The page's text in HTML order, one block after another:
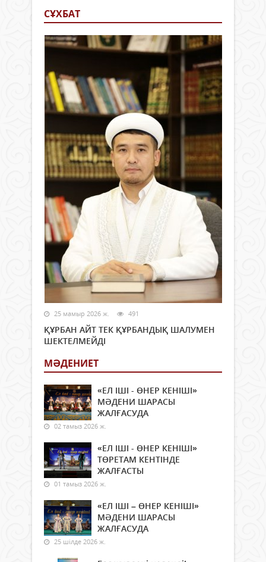
СҰХБАТ
25 мамыр 2026 ж. 491
ҚҰРБАН АЙТ ТЕК ҚҰРБАНДЫҚ ШАЛУМЕН
ШЕКТЕЛМЕЙДІ
МӘДЕНИЕТ
«ЕЛ ІШІ - ӨНЕР КЕНІШІ»
МӘДЕНИ ШАРАСЫ
ЖАЛҒАСУДА
02 тамыз 2026 ж.
«ЕЛ ІШІ - ӨНЕР КЕНІШІ»
ТӨРЕТАМ КЕНТІНДЕ
ЖАЛҒАСТЫ
01 тамыз 2026 ж.
«ЕЛ ІШІ – ӨНЕР КЕНІШІ»
МӘДЕНИ ШАРАСЫ
ЖАЛҒАСУДА
25 шілде 2026 ж.